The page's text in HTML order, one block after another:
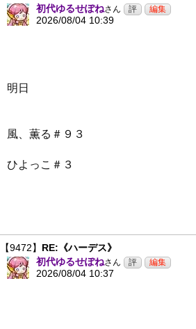
初代ゆるせぽねさん
2026/08/04 10:39
明日
風、薫る＃９３
ひよっこ＃３
【9472】 RE:《ハーデス》
初代ゆるせぽねさん
2026/08/04 10:37